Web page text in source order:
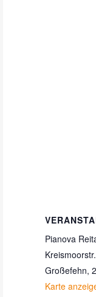
Pianova
Großefehn,
Karte